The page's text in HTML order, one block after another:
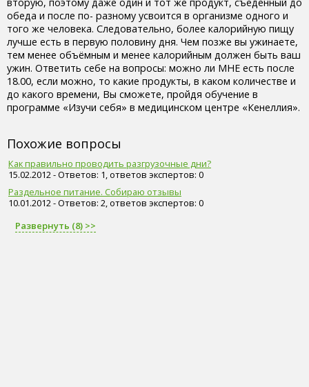
обеда и после по- разному усвоится в организме одного и
того же человека. Следовательно, более калорийную пищу
лучше есть в первую половину дня. Чем позже вы ужинаете,
тем менее объёмным и менее калорийным должен быть ваш
ужин. Ответить себе на вопросы: можно ли МНЕ есть после
18.00, если можно, то какие продукты, в каком количестве и
до какого времени, Вы сможете, пройдя обучение в
программе «Изучи себя» в медицинском центре «Кенеллия».
Похожие вопросы
Как правильно проводить разгрузочные дни?
15.02.2012 - Ответов: 1, ответов экспертов: 0
Раздельное питание. Собираю отзывы
10.01.2012 - Ответов: 2, ответов экспертов: 0
Развернуть (8) >>